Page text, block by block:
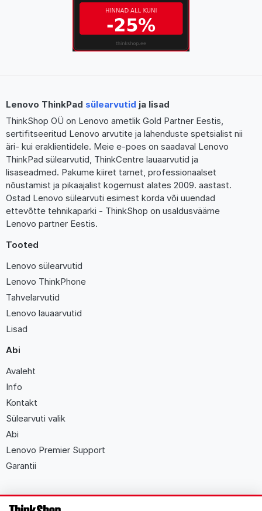
Lenovo ThinkPad sülearvutid ja lisad
ThinkShop OÜ on Lenovo ametlik Gold Partner Eestis,
sertifitseeritud Lenovo arvutite ja lahenduste spetsialist nii
äri- kui eraklientidele. Meie e-poes on saadaval Lenovo
ThinkPad sülearvutid, ThinkCentre lauaarvutid ja
lisaseadmed. Pakume kiiret tarnet, professionaalset
nõustamist ja pikaajalist kogemust alates 2009. aastast.
Ostad Lenovo sülearvuti esimest korda või uuendad
ettevõtte tehnikaparki - ThinkShop on usaldusväärne
Lenovo partner Eestis.
Tooted
Lenovo sülearvutid
Lenovo ThinkPhone
Tahvelarvutid
Lenovo lauaarvutid
Lisad
Abi
Avaleht
Info
Kontakt
Sülearvuti valik
Abi
Lenovo Premier Support
Garantii